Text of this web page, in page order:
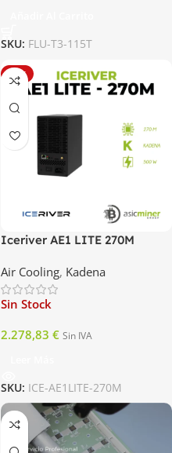
SKU: FLU-T3-115T
HOT
Iceriver AE1 LITE 270M
Air Cooling, Kadena
Sin Stock
2.278,83 € Sin IVA
SKU: ICE-AE1LITE-270M